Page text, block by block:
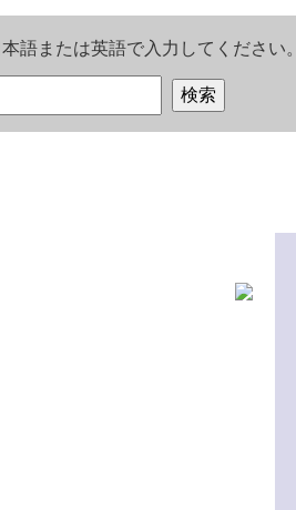
語または英語で入力してください。